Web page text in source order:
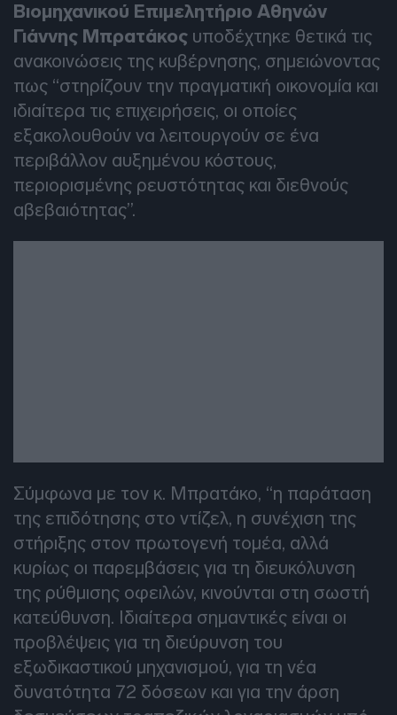
Βιομηχανικού Επιμελητήριο Αθηνών
Γιάννης Μπρατάκος υποδέχτηκε θετικά τις
ανακοινώσεις της κυβέρνησης, σημειώνοντας
πως “στηρίζουν την πραγματική οικονομία και
ιδιαίτερα τις επιχειρήσεις, οι οποίες
εξακολουθούν να λειτουργούν σε ένα
περιβάλλον αυξημένου κόστους,
περιορισμένης ρευστότητας και διεθνούς
αβεβαιότητας”.
Σύμφωνα με τον κ. Μπρατάκο, “η παράταση
της επιδότησης στο ντίζελ, η συνέχιση της
στήριξης στον πρωτογενή τομέα, αλλά
κυρίως οι παρεμβάσεις για τη διευκόλυνση
της ρύθμισης οφειλών, κινούνται στη σωστή
κατεύθυνση. Ιδιαίτερα σημαντικές είναι οι
προβλέψεις για τη διεύρυνση του
εξωδικαστικού μηχανισμού, για τη νέα
δυνατότητα 72 δόσεων και για την άρση